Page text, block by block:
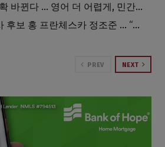
[이민]시민권 시험 확 바뀐다 … 영어 더 어렵게, 민간시험 도입 추진
트럼프, 한인 주지사 후보 홍 프란체스카 정조준 … “미치광이다”
PREV NEXT